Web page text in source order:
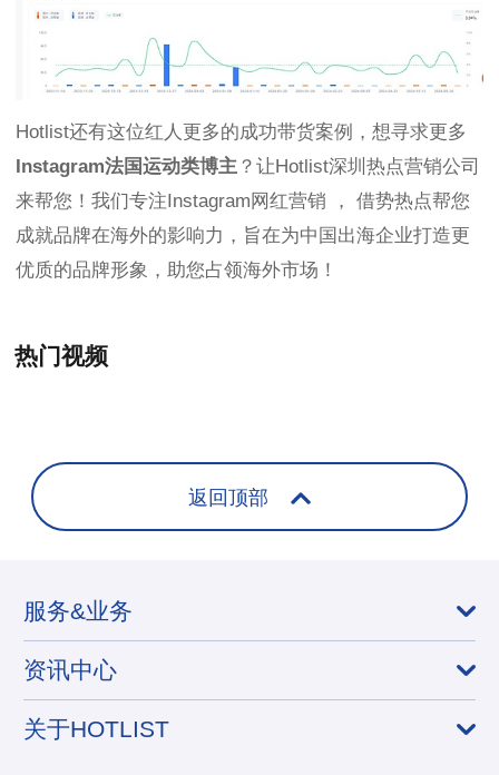
Hotlist还有这位红人更多的成功带货案例，想寻求更多
Instagram法国运动类博主 ？让Hotlist深圳热点营销公司
来帮您！我们专注Instagram网红营销 ， 借势热点帮您
成就品牌在海外的影响力，旨在为中国出海企业打造更
优质的品牌形象，助您占领海外市场！
热门视频
返回顶部
服务&业务
资讯中心
关于HOTLIST